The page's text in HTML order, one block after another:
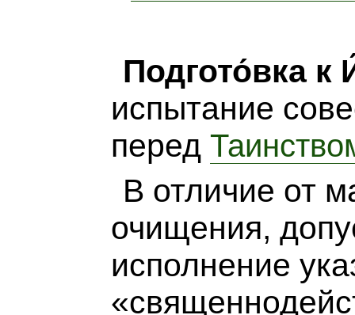
Подгото́вка к
испытание
перед
В отличие от
очищения,
исполнение